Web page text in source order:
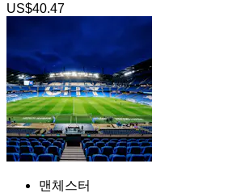
US$40.47
맨체스터